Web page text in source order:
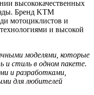
высококачественных
Бренд KTM
мотоциклистов и
и высокой
моделями, которые
стиль в одном пакете.
и разработками,
для любителей